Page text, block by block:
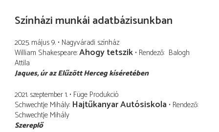
Színházi munkái adatbázisunkban
2025. május 9. Nagyváradi színház
William Shakespeare Ahogy tetszik Rendező Balogh
Attila
Jaques úr az Elűzött Herceg kíséretében
2021. szeptember 1. Füge Produkció
Schwechtje Mihály Hajtűkanyar Autósiskola Rendező
Schwechtje Mihály
Szereplő